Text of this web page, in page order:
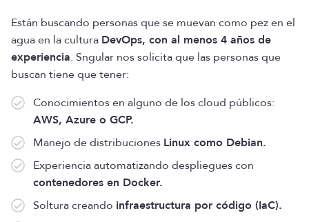
Están buscando personas que se muevan como pez en el
agua en la cultura DevOps, con al menos 4 años de
experiencia. Sngular nos solicita que las personas que
buscan tiene que tener:
Conocimientos en alguno de los cloud públicos:
AWS, Azure o GCP.
Manejo de distribuciones Linux como Debian.
Experiencia automatizando despliegues con
contenedores en Docker.
Soltura creando infraestructura por código (IaC).